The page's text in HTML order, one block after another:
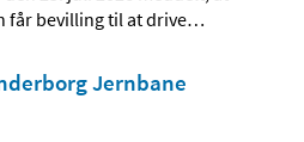
får bevilling til at drive…
Jernbane